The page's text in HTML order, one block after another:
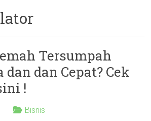
Tersumpah
dan Cepat? Cek
!
Bisnis